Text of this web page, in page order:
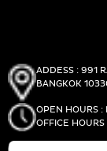
ADDESS : 991
BANGKOK
OPEN HOURS
OFFICE